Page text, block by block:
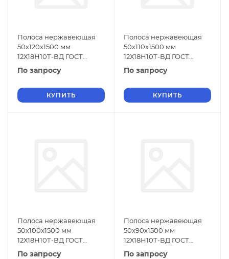
Полоса нержавеющая
50х120х1500 мм
12Х18Н10Т-ВД ГОСТ
18968-73
По запросу
КУПИТЬ
Полоса нержавеющая
50х110х1500 мм
12Х18Н10Т-ВД ГОСТ
18968-73
По запросу
КУПИТЬ
Полоса нержавеющая
50х100х1500 мм
12Х18Н10Т-ВД ГОСТ
18968-73
По запросу
Полоса нержавеющая
50х90х1500 мм
12Х18Н10Т-ВД ГОСТ
18968-73
По запросу